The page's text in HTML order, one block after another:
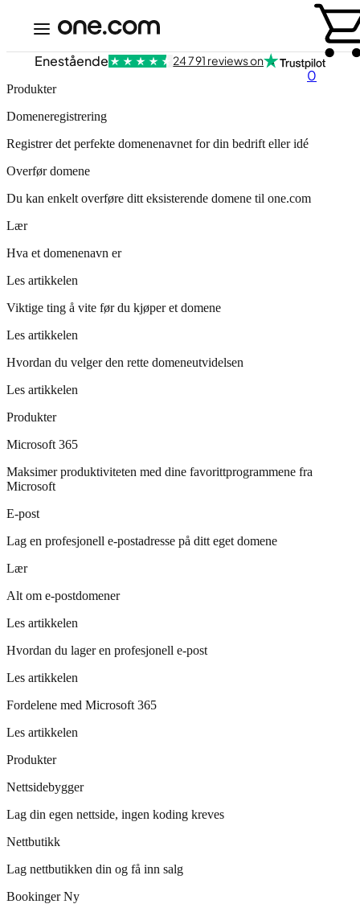
0
Enestående 24 791 reviews on
Produkter
Domeneregistrering
Registrer det perfekte domenenavnet for din bedrift eller idé
Overfør domene
Du kan enkelt overføre ditt eksisterende domene til one.com
Lær
Hva et domenenavn er
Les artikkelen
Viktige ting å vite før du kjøper et domene
Les artikkelen
Hvordan du velger den rette domeneutvidelsen
Les artikkelen
Produkter
Microsoft 365
Maksimer produktiviteten med dine favorittprogrammene fra
Microsoft
E-post
Lag en profesjonell e-postadresse på ditt eget domene
Lær
Alt om e-postdomener
Les artikkelen
Hvordan du lager en profesjonell e-post
Les artikkelen
Fordelene med Microsoft 365
Les artikkelen
Produkter
Nettsidebygger
Lag din egen nettside, ingen koding kreves
Nettbutikk
Lag nettbutikken din og få inn salg
BookingerNy